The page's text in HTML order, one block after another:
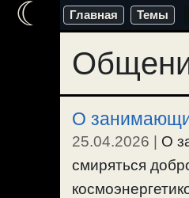
Перейти
содержимому
Главная Темы
О
25.04.2026
О
смиряться
☾